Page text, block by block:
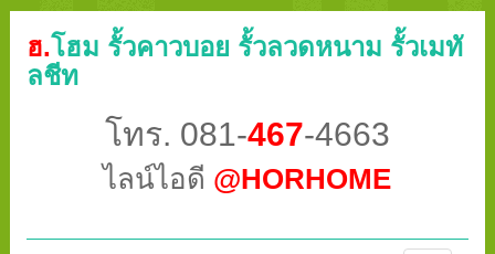
ฮ.โฮม รั้วคาวบอย รั้วลวดหนาม รั้วเมทั
ลชีท
โทร. 081-467-4663
ไลน์ไอดี @HORHOME